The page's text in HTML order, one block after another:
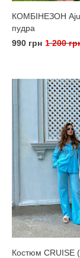
КОМБІНЕЗОН
пудра
990 грн 1 200
Костюм CRUISE